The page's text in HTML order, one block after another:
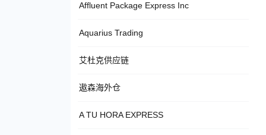
Affluent Package Express Inc
Aquarius Trading
艾杜克供应链
遨森海外仓
A TU HORA EXPRESS